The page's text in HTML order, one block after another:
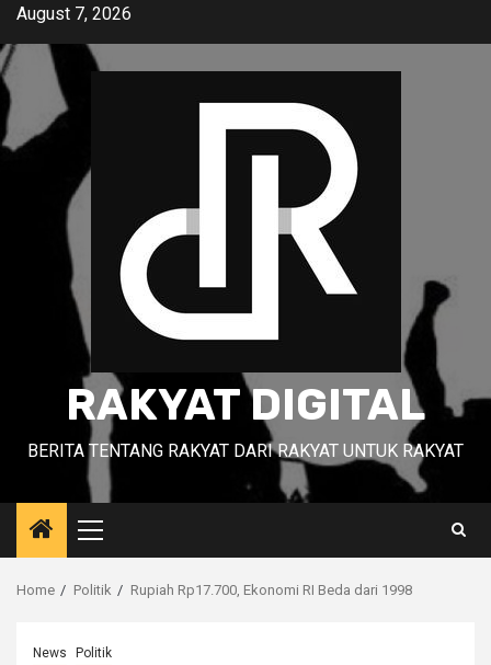
Skip
content
August 7, 2026
RAKYAT DIGITAL
BERITA TENTANG RAKYAT DARI RAKYAT UNTUK RAKYAT
Primary
Menu
Home Politik Rupiah Rp17.700, Ekonomi RI Beda dari 1998
News Politik